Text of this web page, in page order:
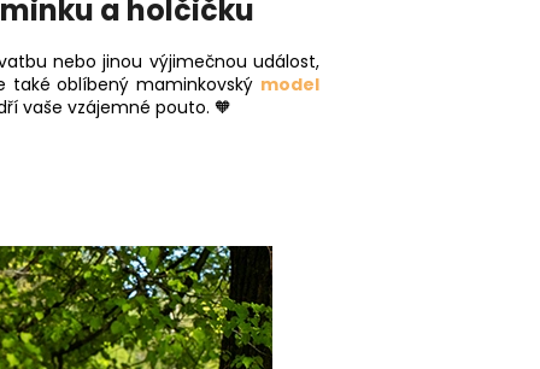
a holčičku
nebo jinou výjimečnou událost,
také oblíbený maminkovský model
vaše vzájemné pouto. 🧡